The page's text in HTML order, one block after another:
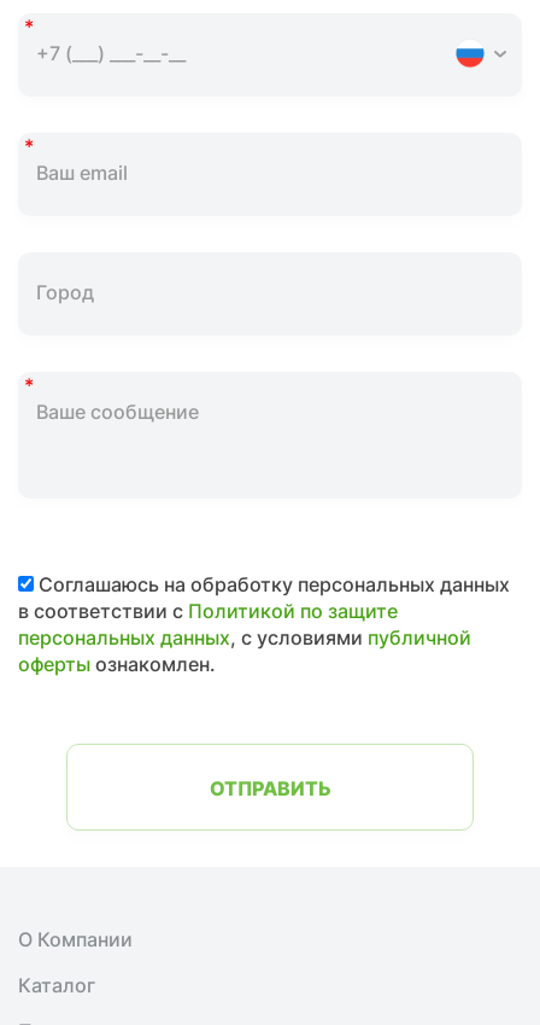
Соглашаюсь на обработку персональных данных
в соответствии с Политикой по защите
персональных данных, с условиями публичной
офертыознакомлен.
ОТПРАВИТЬ
О Компании
Каталог